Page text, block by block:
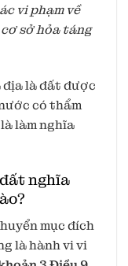
vi phạm về
sở hỏa táng
là đất được
có thẩm
làm nghĩa
nghĩa
mục đích
là hành vi vi